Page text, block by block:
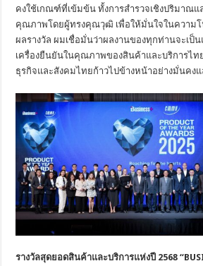
คงใช้เกณฑ์ที่เข้มข้น ทั้งการสำรวจเชิงปริมาณแ
คุณภาพโดยผู้ทรงคุณวุฒิ เพื่อให้มั่นใจในความโ
ผลรางวัล ผมเชื่อมั่นว่าผลงานของทุกท่านจะเป็
เครื่องยืนยันในคุณภาพของสินค้าและบริการไ
ธุรกิจและสังคมไทยก้าวไปข้างหน้าอย่างมั่นคงแ
รางวัลสุดยอดสินค้าและบริการแห่งปี 2568“